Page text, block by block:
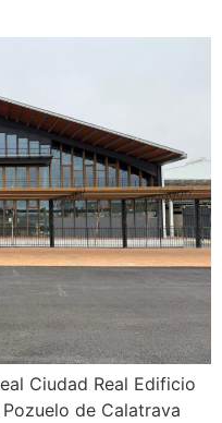
Ciudad Real Edificio
de Calatrava